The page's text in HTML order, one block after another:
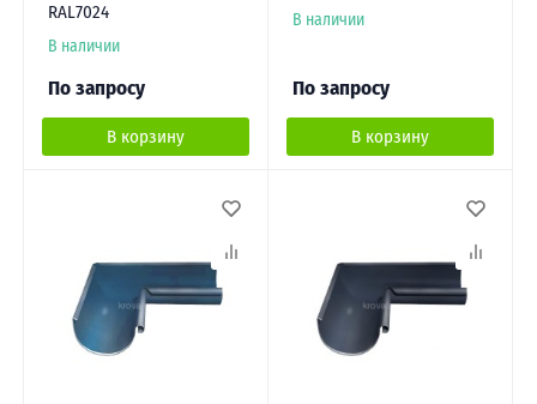
RAL7024
В наличии
По запросу
В корзину
В наличии
По запросу
В корзину